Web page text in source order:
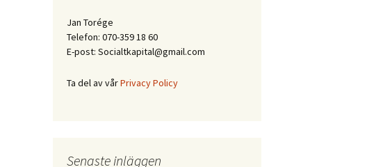
Jan Torége
Telefon: 070-359 18 60
E-post: Socialtkapital@gmail.com
Ta del av vårPrivacy Policy
Senaste inläggen